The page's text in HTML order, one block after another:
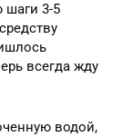
шаги 3-5
всегда жду
водой,